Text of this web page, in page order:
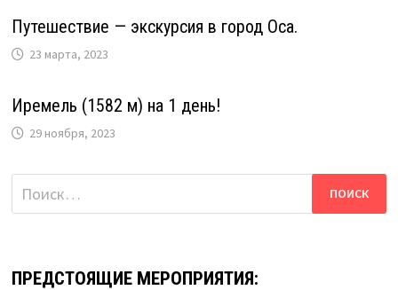
Путешествие — экскурсия в город Оса.
23 марта, 2023
Иремель (1582 м) на 1 день!
29 ноября, 2023
Найти:
ПРЕДСТОЯЩИЕ МЕРОПРИЯТИЯ: